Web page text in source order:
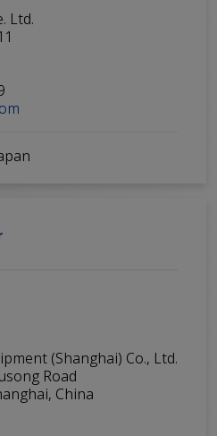
Ltd.
(Shanghai) Co., Ltd.
Road
China